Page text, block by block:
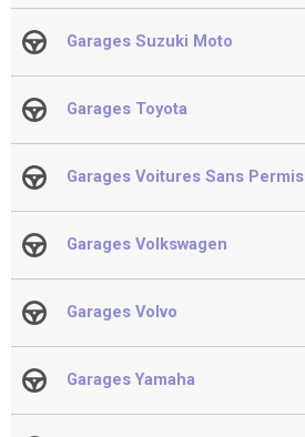
Garages Suzuki Moto
Garages Toyota
Garages Voitures Sans Permis
Garages Volkswagen
Garages Volvo
Garages Yamaha